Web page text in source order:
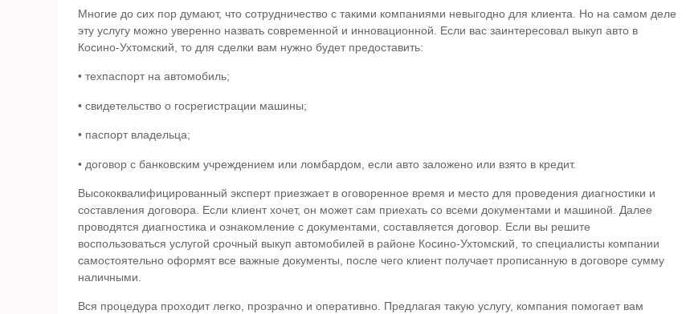
Многие до сих пор думают, что сотрудничество с такими компаниями невыгодно для клиента. Но на самом деле
эту услугу можно уверенно назвать современной и инновационной. Если вас заинтересовал выкуп авто в
Косино-Ухтомский , то для сделки вам нужно будет предоставить:
• техпаспорт на автомобиль;
• свидетельство о госрегистрации машины;
• паспорт владельца;
• договор с банковским учреждением или ломбардом, если авто заложено или взято в кредит.
Высококвалифицированный эксперт приезжает в оговоренное время и место для проведения диагностики и
составления договора. Если клиент хочет, он может сам приехать со всеми документами и машиной. Далее
проводятся диагностика и ознакомление с документами, составляется договор. Если вы решите
воспользоваться услугой срочный выкуп автомобилей в районе Косино-Ухтомский , то специалисты компании
самостоятельно оформят все важные документы, после чего клиент получает прописанную в договоре сумму
наличными.
Вся процедура проходит легко, прозрачно и оперативно. Предлагая такую услугу, компания помогает вам